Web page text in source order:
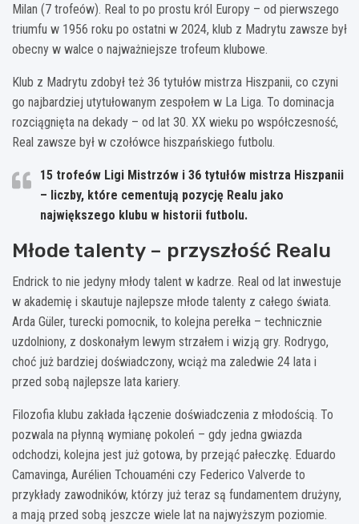
Milan (7 trofeów). Real to po prostu król Europy – od pierwszego
triumfu w 1956 roku po ostatni w 2024, klub z Madrytu zawsze był
obecny w walce o najważniejsze trofeum klubowe.
Klub z Madrytu zdobył też 36 tytułów mistrza Hiszpanii, co czyni
go najbardziej utytułowanym zespołem w La Liga. To dominacja
rozciągnięta na dekady – od lat 30. XX wieku po współczesność,
Real zawsze był w czołówce hiszpańskiego futbolu.
15 trofeów Ligi Mistrzów i 36 tytułów mistrza Hiszpanii
– liczby, które cementują pozycję Realu jako
największego klubu w historii futbolu.
Młode talenty – przyszłość Realu
Endrick to nie jedyny młody talent w kadrze. Real od lat inwestuje
w akademię i skautuje najlepsze młode talenty z całego świata.
Arda Güler, turecki pomocnik, to kolejna perełka – technicznie
uzdolniony, z doskonałym lewym strzałem i wizją gry. Rodrygo,
choć już bardziej doświadczony, wciąż ma zaledwie 24 lata i
przed sobą najlepsze lata kariery.
Filozofia klubu zakłada łączenie doświadczenia z młodością. To
pozwala na płynną wymianę pokoleń – gdy jedna gwiazda
odchodzi, kolejna jest już gotowa, by przejąć pałeczkę. Eduardo
Camavinga, Aurélien Tchouaméni czy Federico Valverde to
przykłady zawodników, którzy już teraz są fundamentem drużyny,
a mają przed sobą jeszcze wiele lat na najwyższym poziomie.